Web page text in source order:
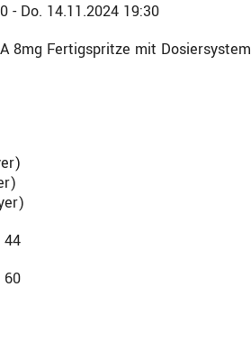
- Do. 14.11.2024 19:30
8mg Fertigspritze mit Dosiersystem